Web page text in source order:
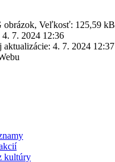
obrázok, Veľkosť: 125,59 kB
4. 7. 2024 12:36
aktualizácie: 4. 7. 2024 12:37
kultúry